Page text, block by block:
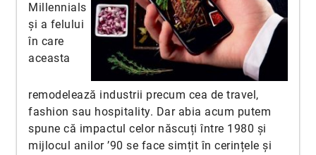
Millennials
și a felului
în care
aceasta
remodelează industrii precum cea de travel,
fashion sau hospitality. Dar abia acum putem
spune că impactul celor născuți între 1980 și
mijlocul anilor ’90 se face simțit în cerințele și